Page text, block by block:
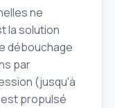
ne
la solution
débouchage
par
(jusqu'à
propulsé